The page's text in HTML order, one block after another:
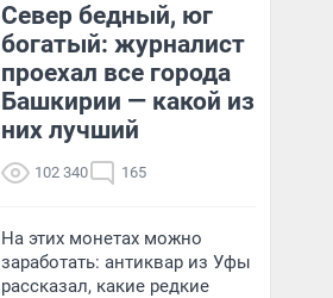
Север бедный, юг
богатый: журналист
проехал все города
Башкирии — какой из
них лучший
102 340 165
На этих монетах можно
заработать: антиквар из Уфы
рассказал, какие редкие